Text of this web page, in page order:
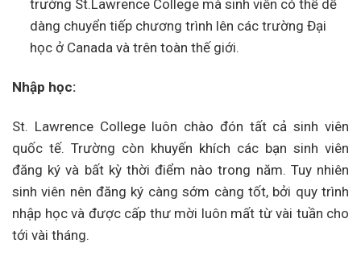
trường St.Lawrence College mà sinh viên có thể dễ
dàng chuyển tiếp chương trình lên các trường Đại
học ở Canada và trên toàn thế giới.
Nhập học:
St. Lawrence College luôn chào đón tất cả sinh viên
quốc tế. Trường còn khuyến khích các bạn sinh viên
đăng ký và bất kỳ thời điểm nào trong năm. Tuy nhiên
sinh viên nên đăng ký càng sớm càng tốt, bởi quy trình
nhập học và được cấp thư mời luôn mất từ vài tuần cho
tới vài tháng.